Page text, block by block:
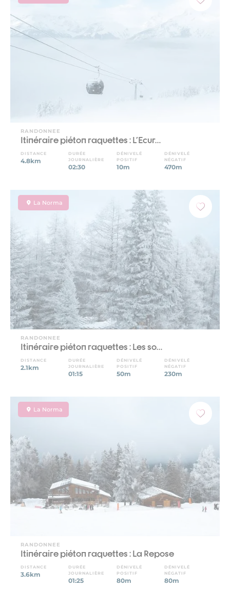
RANDONNEE
Itinéraire piéton raquettes : L'Ecur…
DISTANCE
4.8km
DURÉE
JOURNALIÈRE
02:30
DÉNIVELÉ
POSITIF
10m
DÉNIVELÉ
NÉGATIF
470m
La Norma
RANDONNEE
Itinéraire piéton raquettes : Les so…
DISTANCE
2.1km
DURÉE
JOURNALIÈRE
01:15
DÉNIVELÉ
POSITIF
50m
DÉNIVELÉ
NÉGATIF
230m
La Norma
RANDONNEE
Itinéraire piéton raquettes : La Repose
DISTANCE
3.6km
DURÉE
JOURNALIÈRE
01:25
DÉNIVELÉ
POSITIF
80m
DÉNIVELÉ
NÉGATIF
80m